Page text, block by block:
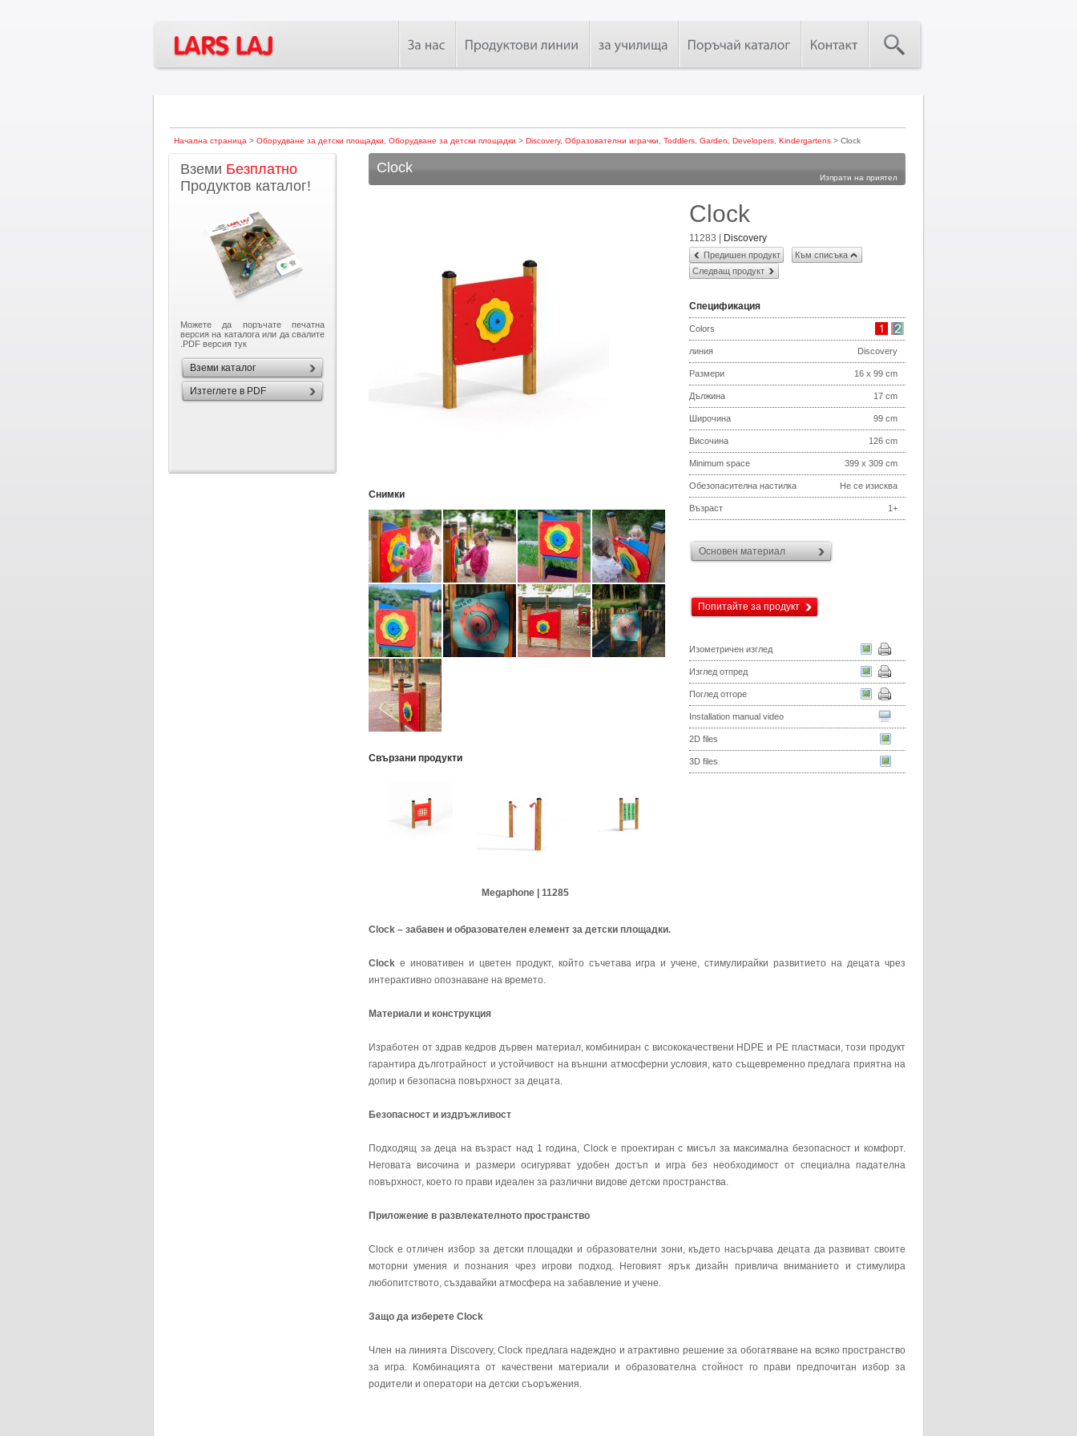
Начална страница > Оборудване за детски площадки Оборудване за детски площадки > Discovery, Образователни играчки Toddlers Garden Developers Kindergartens > Clock
Вземи Безплатно
Продуктов каталог!
Можете да поръчате печатна
версия на каталога или да свалите
.PDF версия тук
Вземи каталог
Изтеглете в PDF
Clock
Изпрати на приятел
Снимки
Свързани продукти
Megaphone | 11285
Clock
11283 Discovery
Предишен продукт
Към списъка
Следващ продукт
Спецификация
Colors
линия Discovery
Размери 16 x 99 cm
Дължина 17 cm
Широчина 99 cm
Височина 126 cm
Minimum space 399 x 309 cm
Обезопасителна настилка Не се изисква
Възраст 1+
Основен материал
Попитайте за продукт
Изометричен изглед
Изглед отпред
Поглед отгоре
Installation manual video
2D files
3D files
Clock – забавен и образователен елемент за детски площадки.
Clock е иновативен и цветен продукт, който съчетава игра и учене, стимулирайки развитието на децата чрез
интерактивно опознаване на времето.
Материали и конструкция
Изработен от здрав кедров дървен материал, комбиниран с висококачествени HDPE и PE пластмаси, този продукт
гарантира дълготрайност и устойчивост на външни атмосферни условия, като същевременно предлага приятна на
допир и безопасна повърхност за децата.
Безопасност и издръжливост
Подходящ за деца на възраст над 1 година, Clock е проектиран с мисъл за максимална безопасност и комфорт.
Неговата височина и размери осигуряват удобен достъп и игра без необходимост от специална падателна
повърхност, което го прави идеален за различни видове детски пространства.
Приложение в развлекателното пространство
Clock е отличен избор за детски площадки и образователни зони, където насърчава децата да развиват своите
моторни умения и познания чрез игрови подход. Неговият ярък дизайн привлича вниманието и стимулира
любопитството, създавайки атмосфера на забавление и учене.
Защо да изберете Clock
Член на линията Discovery, Clock предлага надеждно и атрактивно решение за обогатяване на всяко пространство
за игра. Комбинацията от качествени материали и образователна стойност го прави предпочитан избор за
родители и оператори на детски съоръжения.